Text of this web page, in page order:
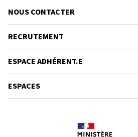
NOUS CONTACTER
RECRUTEMENT
ESPACE ADHÉRENT.E
ESPACES